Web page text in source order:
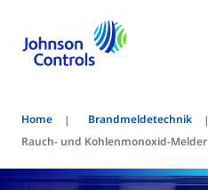
Home
Brandmeldetechnik
Rauch- und Kohlenmonoxid-Melder